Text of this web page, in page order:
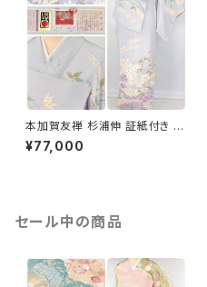
本加賀友禅 杉浦伸 証紙付き 訪
問着 花柄 正絹 紫 白 パステル
白菫色 1080
¥77,000
セール中の商品